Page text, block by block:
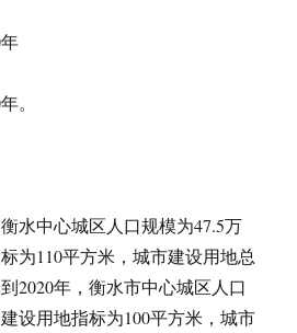
在
衡
水
非
个
。
水中心城区人口规模为47.5万
为110平方米，城市建设用地总
2020年，衡水市中心城区人口
设用地指标为100平方米，城市